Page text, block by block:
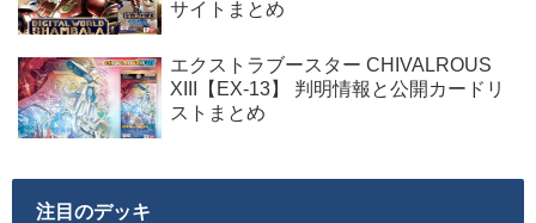
サイトまとめ
エクストラブースター CHIVALROUS
XIII【EX-13】 判明情報と公開カードリ
ストまとめ
注目のデッキ